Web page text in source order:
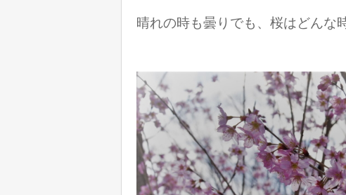
晴れの時も曇りでも、桜はどんな